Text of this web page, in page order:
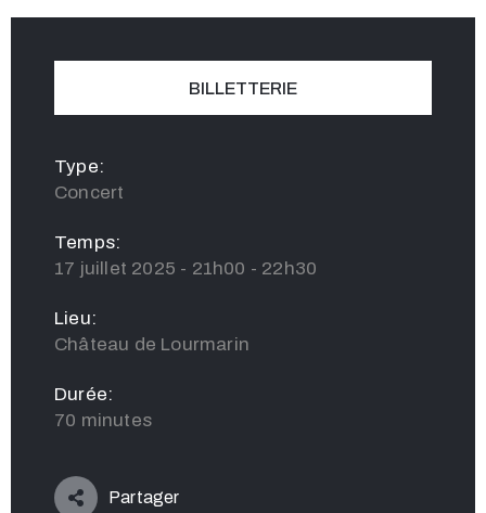
BILLETTERIE
Type:
Concert
Temps:
17 juillet 2025 - 21h00 - 22h30
Lieu:
Château de Lourmarin
Durée:
70 minutes
Partager